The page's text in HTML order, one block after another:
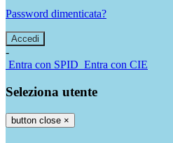
Password dimenticata?
-
Entra con SPID Entra con CIE
Seleziona utente
button close ×